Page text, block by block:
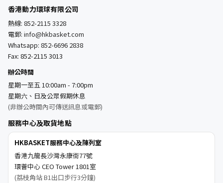
香港動力環球有限公司
熱線: 852-2115 3328
電郵: info@hkbasket.com
Whatsapp: 852-6696 2838
Fax: 852-2115 3013
辦公時間
星期一至五 10:00am - 7:00pm
星期六、日及公眾假期休息
(非辦公時間內可傳送訊息或電郵)
服務中心及取貨地點
HKBASKET服務中心及陳列室
香港九龍長沙灣永康街77號
環薈中心 CEO Tower 1801室
(荔枝角站 B1出口步行3分鐘)